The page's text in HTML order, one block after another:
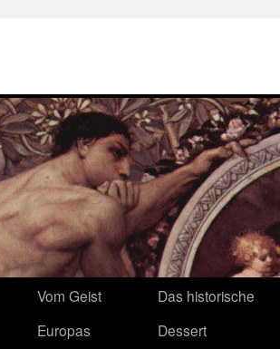
Vom Geist
Europas
Das historische
Dessert